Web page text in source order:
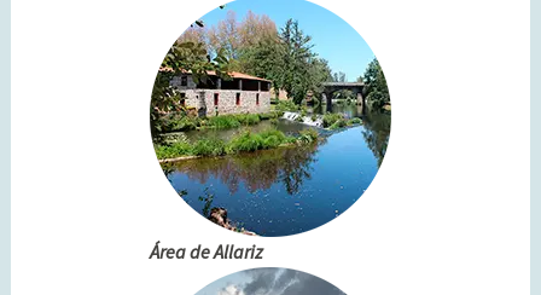
Área de Allariz